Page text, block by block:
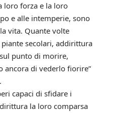
loro forza e la loro
e alle intemperie, sono
vita. Quante volte
secolari, addirittura
punto di morire,
ancora di vederlo fiorire”
capaci di sfidare i
la loro comparsa